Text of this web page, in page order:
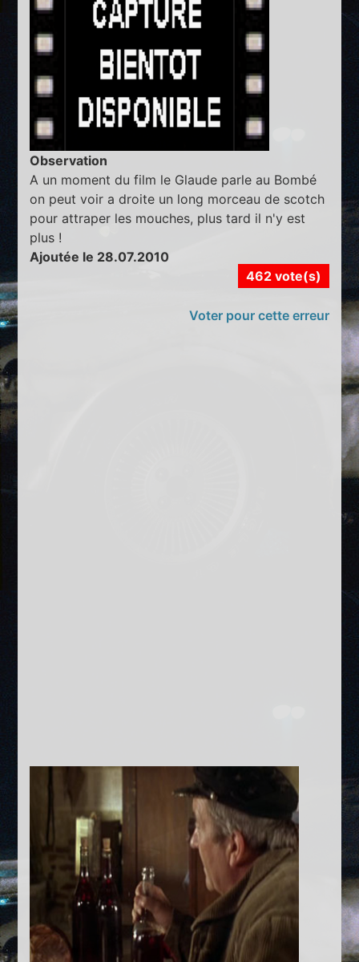
Observation
A un moment du film le Glaude parle au Bombé
on peut voir a droite un long morceau de scotch
pour attraper les mouches, plus tard il n'y est
plus !
Ajoutée le 28.07.2010
462 vote(s)
Voter pour cette erreur